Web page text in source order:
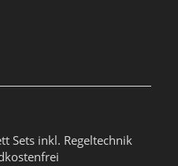
Sets inkl. Regeltechnik